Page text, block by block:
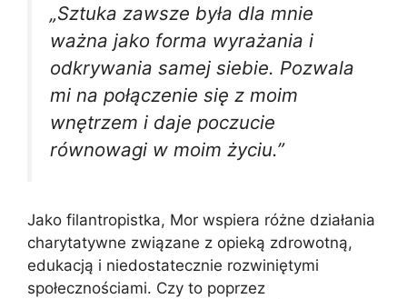
„Sztuka zawsze była dla mnie
ważna jako forma wyrażania i
odkrywania samej siebie. Pozwala
mi na połączenie się z moim
wnętrzem i daje poczucie
równowagi w moim życiu.”
Jako filantropistka, Mor wspiera różne działania
charytatywne związane z opieką zdrowotną,
edukacją i niedostatecznie rozwiniętymi
społecznościami. Czy to poprzez